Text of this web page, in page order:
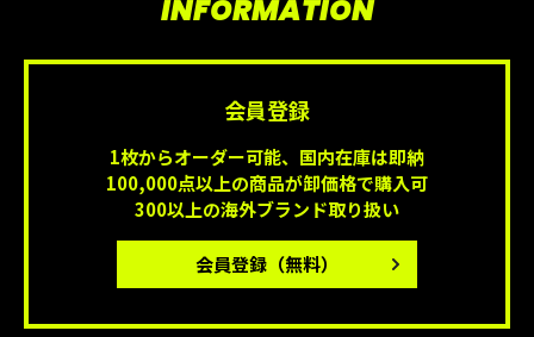
INFORMATION
会員登録
1枚からオーダー可能、国内在庫は即納
100,000点以上の商品が卸価格で購入可
300以上の海外ブランド取り扱い
会員登録 （無料）